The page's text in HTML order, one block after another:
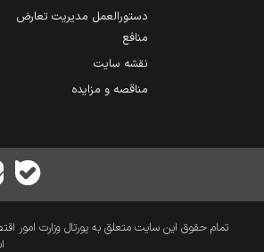
دستورالعمل مدیریت تعارض
منافع
نقشه سایت
مناقصه و مزایده
تمام حقوق این سایت متعلق به پورتال وزارت امور